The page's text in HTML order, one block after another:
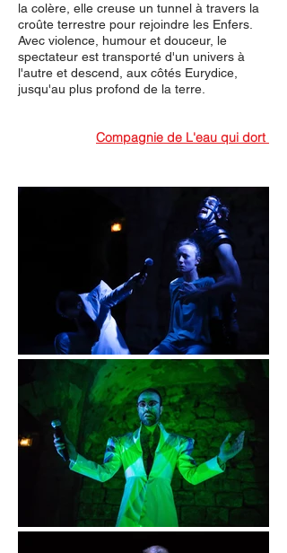
la colère, elle creuse un tunnel à travers la
croûte terrestre pour rejoindre les Enfers.
Avec violence, humour et douceur, le
spectateur est transporté d'un univers à
l'autre et descend, aux côtés Eurydice,
jusqu'au plus profond de la terre.
Compagnie de L'eau qui dort